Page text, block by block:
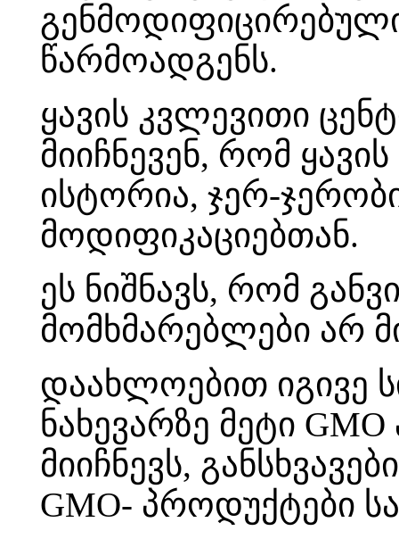
წარმოადგენს.
ყავის კვლევითი
მიიჩნევენ, რომ
ისტორია, ჯერ-
მოდიფიკაციებთან.
ეს ნიშნავს, რომ
მომხმარებლები არ
დაახლოებით იგივე
ნახევარზე მეტი
მიიჩნევს,
GMO- პროდუქტები